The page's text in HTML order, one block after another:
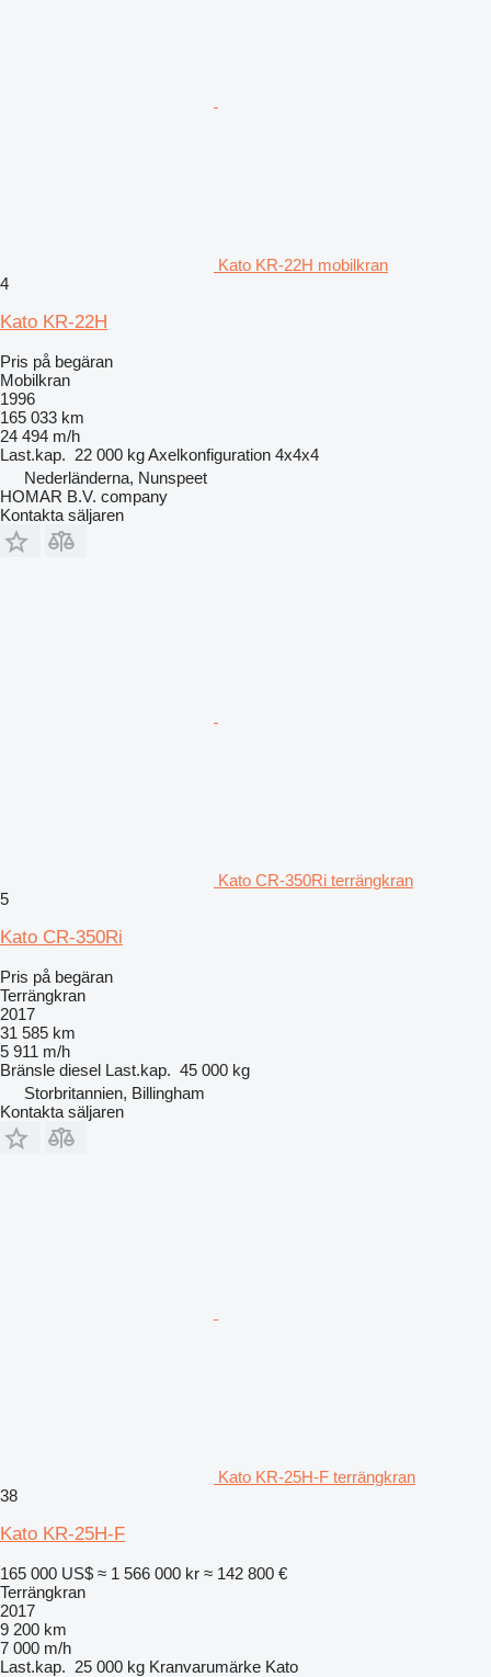
Kato KR-22H mobilkran
4
Kato KR-22H
Pris på begäran
Mobilkran
1996
165 033 km
24 494 m/h
Last.kap. 22 000 kgAxelkonfiguration 4x4x4
Nederländerna, Nunspeet
HOMAR B.V. company
Kontakta säljaren
Kato CR-350Ri terrängkran
5
Kato CR-350Ri
Pris på begäran
Terrängkran
2017
31 585 km
5 911 m/h
Bränsle diesel Last.kap. 45 000 kg
Storbritannien, Billingham
Kontakta säljaren
Kato KR-25H-F terrängkran
38
Kato KR-25H-F
165 000 US$ ≈ 1 566 000 kr ≈ 142 800 €
Terrängkran
2017
9 200 km
7 000 m/h
Last.kap. 25 000 kg Kranvarumärke Kato